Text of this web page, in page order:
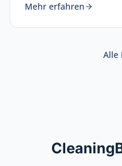
Mehr erfahren
Alle